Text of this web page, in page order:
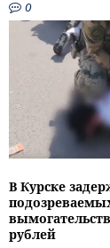
0
В Курске
рублей